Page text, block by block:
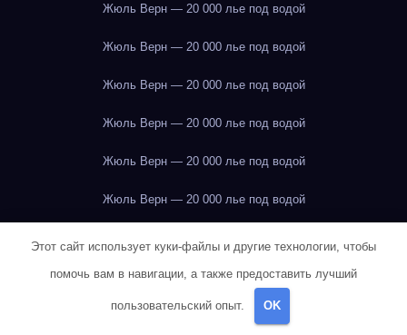
Жюль Верн — 20 000 лье под водой
Жюль Верн — 20 000 лье под водой
Жюль Верн — 20 000 лье под водой
Жюль Верн — 20 000 лье под водой
Жюль Верн — 20 000 лье под водой
Жюль Верн — 20 000 лье под водой
Жюль Верн — 20 000 лье под водой
Жюль Верн — 20 000 лье под водой
Этот сайт использует куки-файлы и другие технологии, чтобы
помочь вам в навигации, а также предоставить лучший
пользовательский опыт. OK